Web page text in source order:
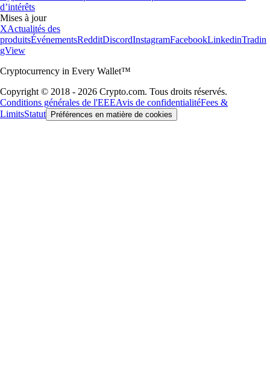
d’intérêts
Mises à jour
XActualités des
produitsÉvénementsRedditDiscordInstagramFacebookLinkedinTradin
gView
Cryptocurrency in Every Wallet™
Copyright © 2018 - 2026 Crypto.com. Tous droits réservés.
Conditions générales de l'EEEAvis de confidentialitéFees &
LimitsStatut Préférences en matière de cookies